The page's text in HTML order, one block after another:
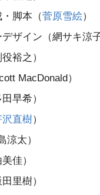
脚本（菅原雪絵）
ザイン（網サキ涼子
裕之）
MacDonald）
早希）
沢直樹）
涼太）
佳）
里樹）